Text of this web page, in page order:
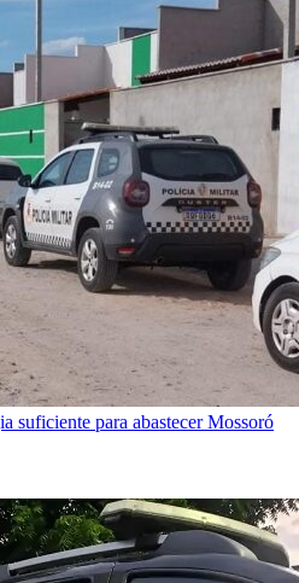
suficiente para abastecer Mossoró